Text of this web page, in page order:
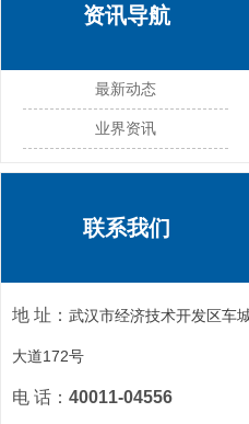
资讯导航
最新动态
业界资讯
联系我们
地 址： 武汉市经济技术开发区车
大道172号
电 话： 40011-04556